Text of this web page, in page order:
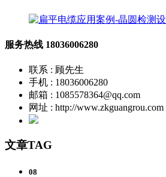
服务热线 18036006280
联系 : 顾先生
手机 : 18036006280
邮箱 : 1085578364@qq.com
网址 : http://www.zkguangrou.com
文章TAG
08